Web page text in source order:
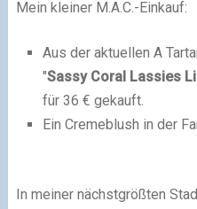
Mein kleiner M.A.C.-Einkauf:
Aus der aktuellen A
"Sassy Coral Lassies
für 36 € gekauft.
Ein Cremeblush in der
In meiner nächstgrößten